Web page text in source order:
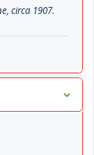
circa 1907.